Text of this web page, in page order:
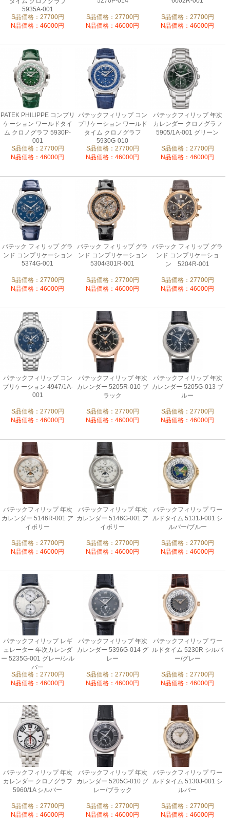
5935A-001
S品価格：27700円
N品価格：46000円
S品価格：27700円
N品価格：46000円
S品価格：27700円
N品価格：46000円
PATEK PHILIPPE コンプリ
ケーション ワールドタイ
ム クロノグラフ 5930P-
001
S品価格：27700円
N品価格：46000円
パテックフィリップ コン
プリケーション ワールド
タイム クロノグラフ
5930G-010
S品価格：27700円
N品価格：46000円
パテックフィリップ 年次
カレンダー クロノグラフ
5905/1A-001 グリーン
S品価格：27700円
N品価格：46000円
パテック フィリップ グラ
ンド コンプリケーション
5374G-001
S品価格：27700円
N品価格：46000円
パテック フィリップ グラ
ンド コンプリケーション
5304/301R-001
S品価格：27700円
N品価格：46000円
パテック フィリップ グラ
ンド コンプリケーショ
ン 5204R-001
S品価格：27700円
N品価格：46000円
パテックフィリップ コン
プリケーション 4947/1A-
001
S品価格：27700円
N品価格：46000円
パテックフィリップ 年次
カレンダー 5205R-010 ブ
ラック
S品価格：27700円
N品価格：46000円
パテックフィリップ 年次
カレンダー 5205G-013 ブ
ルー
S品価格：27700円
N品価格：46000円
パテックフィリップ 年次
カレンダー 5146R-001 ア
イボリー
S品価格：27700円
N品価格：46000円
パテックフィリップ 年次
カレンダー 5146G-001 ア
イボリー
S品価格：27700円
N品価格：46000円
パテックフィリップ ワー
ルドタイム 5131J-001 シ
ルバー/ブルー
S品価格：27700円
N品価格：46000円
パテックフィリップ レギ
ュレーター 年次カレンダ
ー 5235G-001 グレー/シル
バー
S品価格：27700円
N品価格：46000円
パテックフィリップ 年次
カレンダー 5396G-014 グ
レー
S品価格：27700円
N品価格：46000円
パテックフィリップ ワー
ルドタイム 5230R シルバ
ー/グレー
S品価格：27700円
N品価格：46000円
パテックフィリップ 年次
カレンダー クロノグラフ
5960/1A シルバー
S品価格：27700円
N品価格：46000円
パテックフィリップ 年次
カレンダー 5205G-010 グ
レー/ブラック
S品価格：27700円
N品価格：46000円
パテックフィリップ ワー
ルドタイム 5130J-001 シ
ルバー
S品価格：27700円
N品価格：46000円